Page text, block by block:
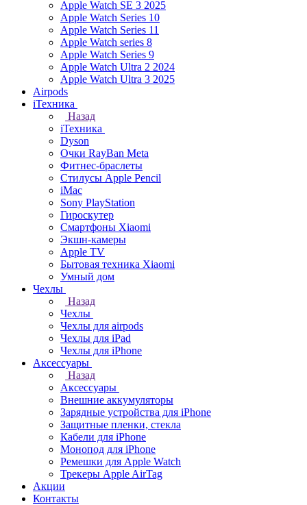
Apple Watch SE 3 2025
Apple Watch Series 10
Apple Watch Series 11
Apple Watch series 8
Apple Watch Series 9
Apple Watch Ultra 2 2024
Apple Watch Ultra 3 2025
Airpods
iТехника
Назад
iТехника
Dyson
Очки RayBan Meta
Фитнес-браслеты
Стилусы Apple Pencil
iMac
Sony PlayStation
Гироскутер
Смартфоны Xiaomi
Экшн-камеры
Apple TV
Бытовая техника Xiaomi
Умный дом
Чехлы
Назад
Чехлы
Чехлы для airpods
Чехлы для iPad
Чехлы для iPhone
Аксессуары
Назад
Аксессуары
Внешние аккумуляторы
Зарядные устройства для iPhone
Защитные пленки, стекла
Кабели для iPhone
Монопод для iPhone
Ремешки для Apple Watch
Трекеры Apple AirTag
Акции
Контакты